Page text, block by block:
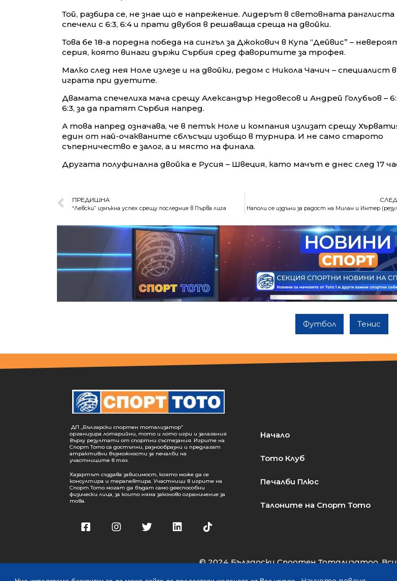
Той, разбира се, не знае що е напрежение. Лидерът в световната ранглиста
спечели с 6:3, 6:4 и прати двубоя в решаваща среща на двойки.
Това бе 18-а поредна победа на сингъл за Джокович в Купа “Дейвис” –
серия, която винаги държи Сърбия сред фаворитите за трофея.
Малко след нея Ноле излезе и на двойки, редом с Никола Чачич – специалист в
играта при дуетите.
Двамата спечелиха мача срещу Александър Недовесов и Андрей Голубьов –
6:3, за да пратят Сърбия напред.
А това напред означава, че в петък Ноле и компания излизат срещу
един от най-очакваните сблъсъци изобщо в турнира. И не само старото
съперничество е залог, а и място на финала.
Другата полуфинална двойка е Русия – Швеция, като мачът е днес след 17
ПРЕДИШНА
“Левски” измъкна успех срещу последния в Първа лига Наполи се издъни за радост на Милан и Интер
Футбол Тенис
ДП „Български спортен тотализатор“
организира лотарийни, тото и лото игри и залагания
върху резултати от спортни състезания. Игрите на
Спорт Тото са достъпни, разнообразни и предлагат
атрактивни възможности за печалби на
участниците в тях.
Хазартът създава зависимост, която може да се
консултира и терапевтира. Участници в игрите на
Спорт Тото могат да бъдат само дееспособни
физически лица, за които няма законово ограничение за
това.
Начало
Тото Клуб
Печалби Плюс
Талоните на Спорт Тото
© 2024 Български Спортен Тотализатор.